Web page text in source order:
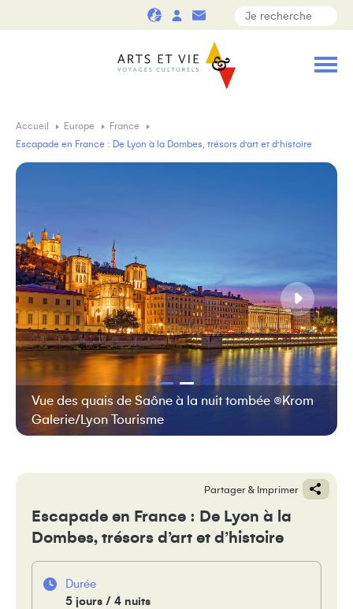
Accueil Europe
France
Escapade en France : De Lyon à la Dombes, trésors d’art et d’histoire
Vue des quais de Saône à la nuit tombée ©Krom
Galerie/Lyon Tourisme
Partager & Imprimer
Escapade en France : De Lyon à la
Dombes, trésors d’art et d’histoire
Durée
5 jours / 4 nuits